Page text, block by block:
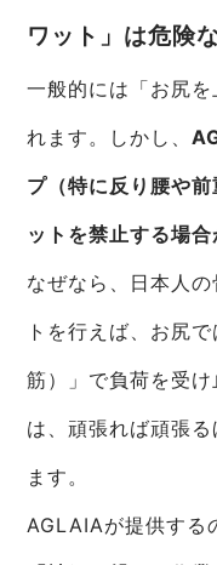
ワット」は危険
一般的には「お尻
れます。しかし、
プ（特に反り腰や
ットを禁止する場合
なぜなら、日本人
トを行えば、お尻
筋）」で負荷を受
は、頑張れば頑張
ます。
AGLAIAが提供する